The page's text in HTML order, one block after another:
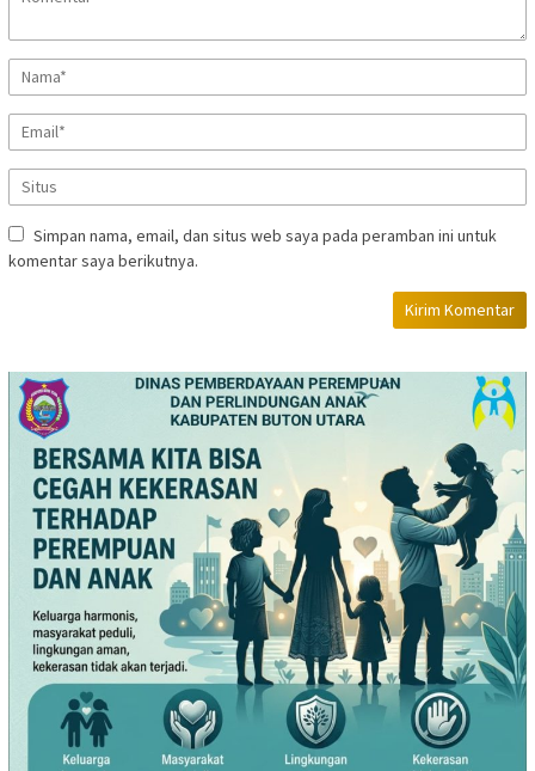
Simpan nama, email, dan situs web saya pada peramban ini untuk
komentar saya berikutnya.